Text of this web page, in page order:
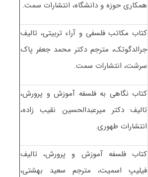
همکاری حوزه و دانشگاه، انتشارات سمت.
کتاب مکاتب فلسفی و آراء تربیتی، تالیف
جرالدگوتک، مترجم دکتر محمد جعفر پاک
سرشت، انتشارات سمت.
کتاب نگاهی به فلسفه آموزش و پرورش،
تالیف دکتر میرعبدالحسین نقیب زاده،
انتشارات طهوری.
کتاب فلسفه آموزش و پرورش، تالیف
فیلیپ اسمیت، مترجم سعید بهشتی،